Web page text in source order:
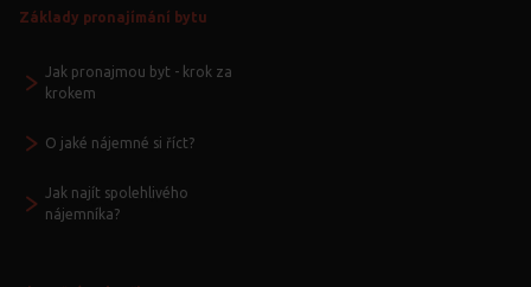
Základy pronajímání bytu
Jak pronajmou byt - krok za
krokem
O jaké nájemné si říct?
Jak najít spolehlivého
nájemníka?